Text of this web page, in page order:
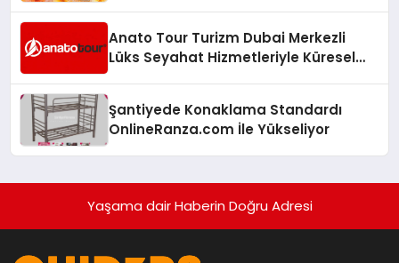
Anato Tour Turizm Dubai Merkezli
Lüks Seyahat Hizmetleriyle Küresel
Şantiyede Konaklama Standardı
OnlineRanza.com İle Yükseliyor
Yaşama dair Haberin Doğru Adresi